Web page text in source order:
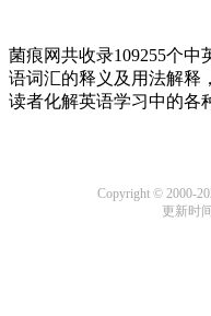
菌痕网共收录109255个
语词汇的释义及用法解释
读者化解英语学习中的各
Copyright © 2000-
更新时